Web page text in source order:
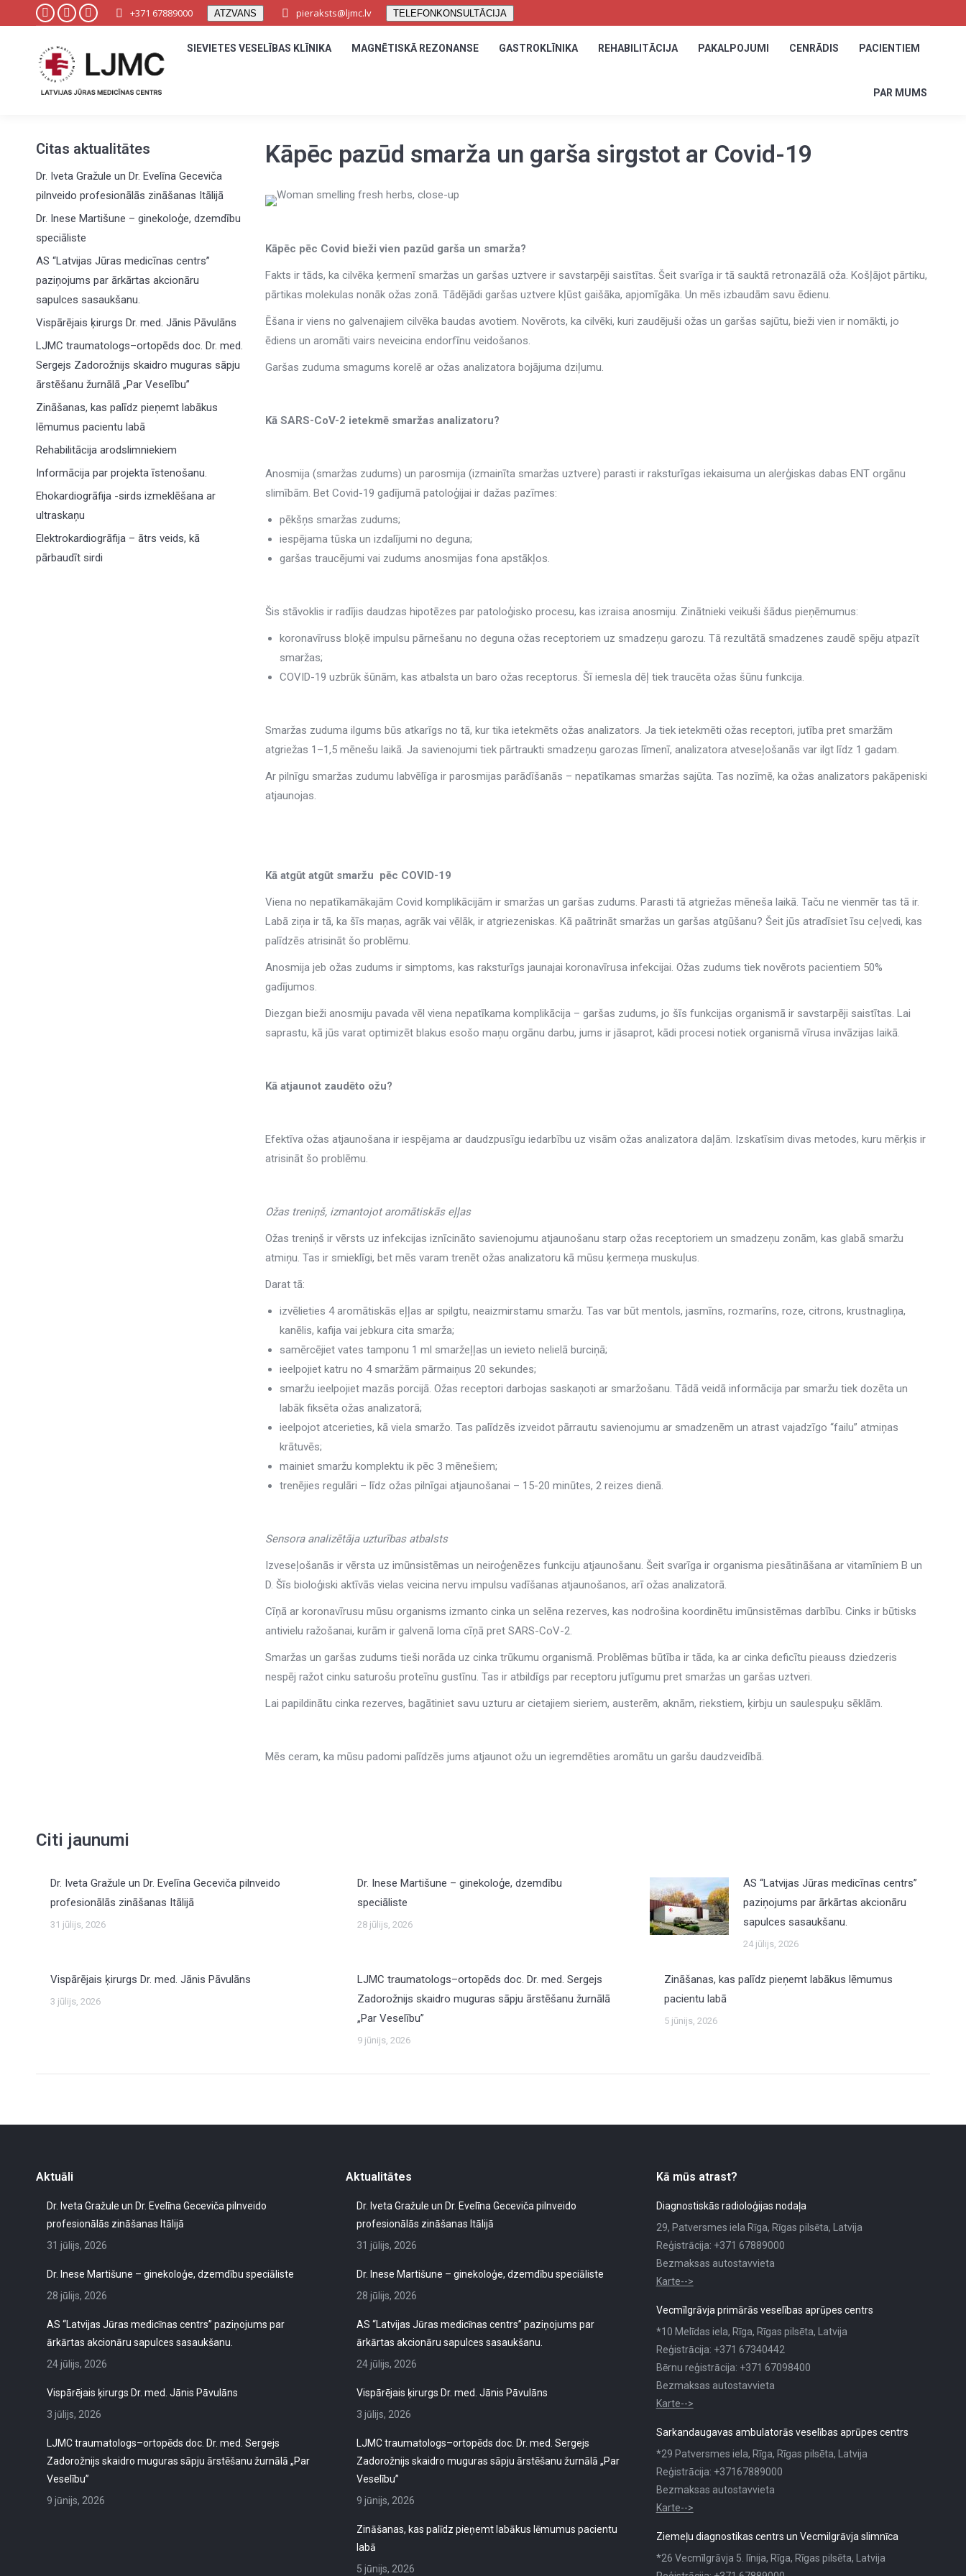
Facebook
opens
in
new
YouTube
opens
in
new
Instagram
in
new
+371 67889000 ATZVANS pieraksts@ljmc.lv TELEFONKONSULTĀCIJA
SIEVIETES VESELĪBAS KLĪNIKA MAGNĒTISKĀ REZONANSE GASTROKLĪNIKA REHABILITĀCIJA PAKALPOJUMI CENRĀDIS PACIENTIEM
PAR MUMS
Citas aktualitātes
Dr. Iveta Gražule un Dr. Evelīna Geceviča
pilnveido profesionālās zināšanas Itālijā
Dr. Inese Martišune – ginekoloģe, dzemdību
speciāliste
AS “Latvijas Jūras medicīnas centrs”
paziņojums par ārkārtas akcionāru
sapulces sasaukšanu.
Vispārējais ķirurgs Dr. med. Jānis Pāvulāns
LJMC traumatologs–ortopēds doc. Dr. med.
Sergejs Zadorožnijs skaidro muguras sāpju
ārstēšanu žurnālā „Par Veselību”
Zināšanas, kas palīdz pieņemt labākus
lēmumus pacientu labā
Rehabilitācija arodslimniekiem
Informācija par projekta īstenošanu.
Ehokardiogrāfija -sirds izmeklēšana ar
ultraskaņu
Elektrokardiogrāfija – ātrs veids, kā
pārbaudīt sirdi
Kāpēc pazūd smarža un garša sirgstot ar Covid-19
Kāpēc pēc Covid bieži vien pazūd garša un smarža?
Fakts ir tāds, ka cilvēka ķermenī smaržas un garšas uztvere ir savstarpēji saistītas. Šeit svarīga ir tā sauktā retronazālā oža. Košļājot pārtiku,
pārtikas molekulas nonāk ožas zonā. Tādējādi garšas uztvere kļūst gaišāka, apjomīgāka. Un mēs izbaudām savu ēdienu.
Ēšana ir viens no galvenajiem cilvēka baudas avotiem. Novērots, ka cilvēki, kuri zaudējuši ožas un garšas sajūtu, bieži vien ir nomākti, jo
ēdiens un aromāti vairs neveicina endorfīnu veidošanos.
Garšas zuduma smagums korelē ar ožas analizatora bojājuma dziļumu.
Kā SARS-CoV-2 ietekmē smaržas analizatoru?
Anosmija (smaržas zudums) un parosmija (izmainīta smaržas uztvere) parasti ir raksturīgas iekaisuma un alerģiskas dabas ENT orgānu
slimībām. Bet Covid-19 gadījumā patoloģijai ir dažas pazīmes:
pēkšņs smaržas zudums;
iespējama tūska un izdalījumi no deguna;
garšas traucējumi vai zudums anosmijas fona apstākļos.
Šis stāvoklis ir radījis daudzas hipotēzes par patoloģisko procesu, kas izraisa anosmiju. Zinātnieki veikuši šādus pieņēmumus:
koronavīruss bloķē impulsu pārnešanu no deguna ožas receptoriem uz smadzeņu garozu. Tā rezultātā smadzenes zaudē spēju atpazīt
smaržas;
COVID-19 uzbrūk šūnām, kas atbalsta un baro ožas receptorus. Šī iemesla dēļ tiek traucēta ožas šūnu funkcija.
Smaržas zuduma ilgums būs atkarīgs no tā, kur tika ietekmēts ožas analizators. Ja tiek ietekmēti ožas receptori, jutība pret smaržām
atgriežas 1–1,5 mēnešu laikā. Ja savienojumi tiek pārtraukti smadzeņu garozas līmenī, analizatora atveseļošanās var ilgt līdz 1 gadam.
Ar pilnīgu smaržas zudumu labvēlīga ir parosmijas parādīšanās – nepatīkamas smaržas sajūta. Tas nozīmē, ka ožas analizators pakāpeniski
atjaunojas.
Kā atgūt atgūt smaržu pēc COVID-19
Viena no nepatīkamākajām Covid komplikācijām ir smaržas un garšas zudums. Parasti tā atgriežas mēneša laikā. Taču ne vienmēr tas tā ir.
Labā ziņa ir tā, ka šīs maņas, agrāk vai vēlāk, ir atgriezeniskas. Kā paātrināt smaržas un garšas atgūšanu? Šeit jūs atradīsiet īsu ceļvedi, kas
palīdzēs atrisināt šo problēmu.
Anosmija jeb ožas zudums ir simptoms, kas raksturīgs jaunajai koronavīrusa infekcijai. Ožas zudums tiek novērots pacientiem 50%
gadījumos.
Diezgan bieži anosmiju pavada vēl viena nepatīkama komplikācija – garšas zudums, jo šīs funkcijas organismā ir savstarpēji saistītas. Lai
saprastu, kā jūs varat optimizēt blakus esošo maņu orgānu darbu, jums ir jāsaprot, kādi procesi notiek organismā vīrusa invāzijas laikā.
Kā atjaunot zaudēto ožu?
Efektīva ožas atjaunošana ir iespējama ar daudzpusīgu iedarbību uz visām ožas analizatora daļām. Izskatīsim divas metodes, kuru mērķis ir
atrisināt šo problēmu.
Ožas treniņš, izmantojot aromātiskās eļļas
Ožas treniņš ir vērsts uz infekcijas iznīcināto savienojumu atjaunošanu starp ožas receptoriem un smadzeņu zonām, kas glabā smaržu
atmiņu. Tas ir smieklīgi, bet mēs varam trenēt ožas analizatoru kā mūsu ķermeņa muskuļus.
Darat tā:
izvēlieties 4 aromātiskās eļļas ar spilgtu, neaizmirstamu smaržu. Tas var būt mentols, jasmīns, rozmarīns, roze, citrons, krustnagliņa,
kanēlis, kafija vai jebkura cita smarža;
samērcējiet vates tamponu 1 ml smaržeļļas un ievieto nelielā burciņā;
ieelpojiet katru no 4 smaržām pārmaiņus 20 sekundes;
smaržu ieelpojiet mazās porcijā. Ožas receptori darbojas saskaņoti ar smaržošanu. Tādā veidā informācija par smaržu tiek dozēta un
labāk fiksēta ožas analizatorā;
ieelpojot atcerieties, kā viela smaržo. Tas palīdzēs izveidot pārrautu savienojumu ar smadzenēm un atrast vajadzīgo “failu” atmiņas
krātuvēs;
mainiet smaržu komplektu ik pēc 3 mēnešiem;
trenējies regulāri – līdz ožas pilnīgai atjaunošanai – 15-20 minūtes, 2 reizes dienā.
Sensora analizētāja uzturības atbalsts
Izveseļošanās ir vērsta uz imūnsistēmas un neiroģenēzes funkciju atjaunošanu. Šeit svarīga ir organisma piesātināšana ar vitamīniem B un
D. Šīs bioloģiski aktīvās vielas veicina nervu impulsu vadīšanas atjaunošanos, arī ožas analizatorā.
Cīņā ar koronavīrusu mūsu organisms izmanto cinka un selēna rezerves, kas nodrošina koordinētu imūnsistēmas darbību. Cinks ir būtisks
antivielu ražošanai, kurām ir galvenā loma cīņā pret SARS-CoV-2.
Smaržas un garšas zudums tieši norāda uz cinka trūkumu organismā. Problēmas būtība ir tāda, ka ar cinka deficītu pieauss dziedzeris
nespēj ražot cinku saturošu proteīnu gustīnu. Tas ir atbildīgs par receptoru jutīgumu pret smaržas un garšas uztveri.
Lai papildinātu cinka rezerves, bagātiniet savu uzturu ar cietajiem sieriem, austerēm, aknām, riekstiem, ķirbju un saulespuķu sēklām.
Mēs ceram, ka mūsu padomi palīdzēs jums atjaunot ožu un iegremdēties aromātu un garšu daudzveidībā.
Citi jaunumi
Dr. Iveta Gražule un Dr. Evelīna Geceviča pilnveido
profesionālās zināšanas Itālijā
31 jūlijs, 2026
Dr. Inese Martišune – ginekoloģe, dzemdību
speciāliste
28 jūlijs, 2026
AS “Latvijas Jūras medicīnas centrs”
paziņojums par ārkārtas akcionāru
sapulces sasaukšanu.
24 jūlijs, 2026
Vispārējais ķirurgs Dr. med. Jānis Pāvulāns
3 jūlijs, 2026
LJMC traumatologs–ortopēds doc. Dr. med. Sergejs
Zadorožnijs skaidro muguras sāpju ārstēšanu žurnālā
„Par Veselību”
9 jūnijs, 2026
Zināšanas, kas palīdz pieņemt labākus lēmumus
pacientu labā
5 jūnijs, 2026
Aktuāli
Dr. Iveta Gražule un Dr. Evelīna Geceviča pilnveido
profesionālās zināšanas Itālijā
31 jūlijs, 2026
Dr. Inese Martišune – ginekoloģe, dzemdību speciāliste
28 jūlijs, 2026
AS “Latvijas Jūras medicīnas centrs” paziņojums par
ārkārtas akcionāru sapulces sasaukšanu.
24 jūlijs, 2026
Vispārējais ķirurgs Dr. med. Jānis Pāvulāns
3 jūlijs, 2026
LJMC traumatologs–ortopēds doc. Dr. med. Sergejs
Zadorožnijs skaidro muguras sāpju ārstēšanu žurnālā „Par
Veselību”
9 jūnijs, 2026
Aktualitātes
Dr. Iveta Gražule un Dr. Evelīna Geceviča pilnveido
profesionālās zināšanas Itālijā
31 jūlijs, 2026
Dr. Inese Martišune – ginekoloģe, dzemdību speciāliste
28 jūlijs, 2026
AS “Latvijas Jūras medicīnas centrs” paziņojums par
ārkārtas akcionāru sapulces sasaukšanu.
24 jūlijs, 2026
Vispārējais ķirurgs Dr. med. Jānis Pāvulāns
3 jūlijs, 2026
LJMC traumatologs–ortopēds doc. Dr. med. Sergejs
Zadorožnijs skaidro muguras sāpju ārstēšanu žurnālā „Par
Veselību”
9 jūnijs, 2026
Zināšanas, kas palīdz pieņemt labākus lēmumus pacientu
labā
5 jūnijs, 2026
Kā mūs atrast?
Diagnostiskās radioloģijas nodaļa
29, Patversmes iela Rīga, Rīgas pilsēta, Latvija
Reģistrācija: +371 67889000
Bezmaksas autostavvieta
Karte-->
Vecmīlgrāvja primārās veselības aprūpes centrs
*10 Melīdas iela, Rīga, Rīgas pilsēta, Latvija
Reģistrācija: +371 67340442
Bērnu reģistrācija: +371 67098400
Bezmaksas autostavvieta
Karte-->
Sarkandaugavas ambulatorās veselības aprūpes centrs
*29 Patversmes iela, Rīga, Rīgas pilsēta, Latvija
Reģistrācija: +37167889000
Bezmaksas autostavvieta
Karte-->
Ziemeļu diagnostikas centrs un Vecmilgrāvja slimnīca
*26 Vecmīlgrāvja 5. līnija, Rīga, Rīgas pilsēta, Latvija
Facebook
opens
in
new
YouTube
opens
in
new
Instagram
in
new
+371 67889000 ATZVANS pieraksts@ljmc.lv TELEFONKONSULTĀCIJA
SIEVIETES VESELĪBAS KLĪNIKA MAGNĒTISKĀ REZONANSE GASTROKLĪNIKA REHABILITĀCIJA PAKALPOJUMI CENRĀDIS PACIENTIEM
PAR MUMS